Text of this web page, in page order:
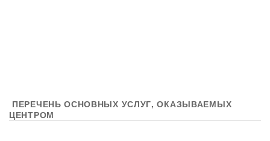
ПЕРЕЧЕНЬ ОСНОВНЫХ УСЛУГ, ОКАЗЫВАЕМЫХ
ЦЕНТРОМ